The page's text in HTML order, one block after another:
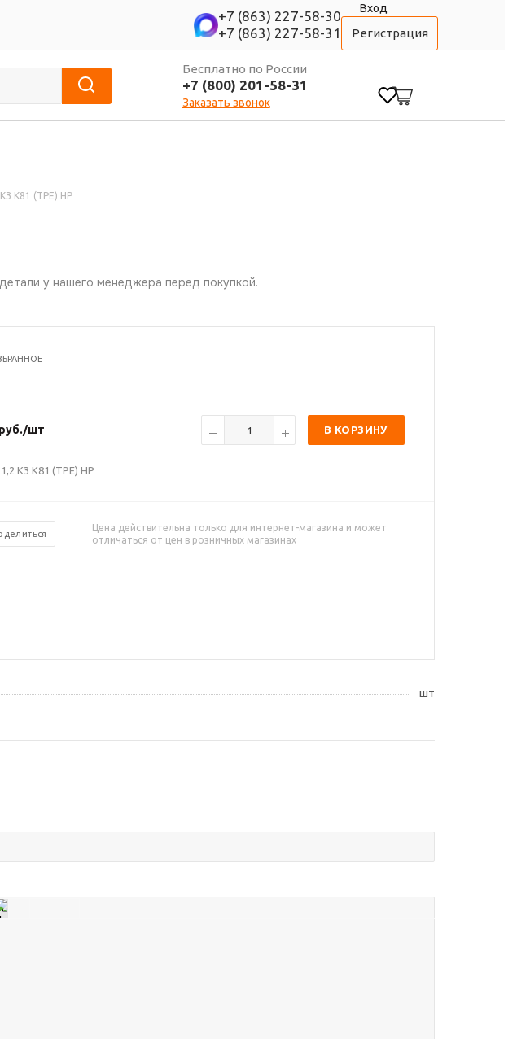
+7 (863) 227-58-30
+7 (863) 227-58-31
Вход
Регистрация
Бесплатно по России
+7 (800) 201-58-31
Заказать звонок
К81 (ТРЕ) НР
у нашего менеджера перед покупкой.
/шт В КОРЗИНУ
КЗ К81 (ТРЕ) НР
Цена действительна только для интернет-магазина и может
отличаться от цен в розничных магазинах
шт